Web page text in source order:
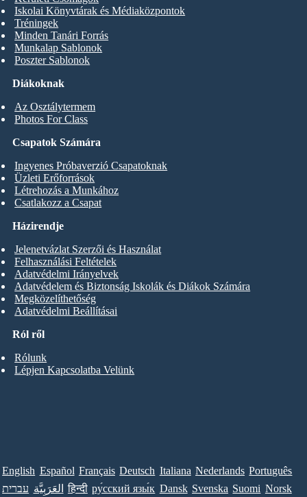
Diákoknak
Az Osztálytermem
Photos For Class
Iskolai Könyvtárak és Médiaközpontok
Tréningek
Minden Tanári Forrás
Munkalap Sablonok
Poszter Sablonok
Csapatok Számára
Ingyenes Próbaverzió Csapatoknak
Üzleti Erőforrások
Létrehozás a Munkához
Csatlakozz a Csapat
Ról ről
Rólunk
Lépjen Kapcsolatba Velünk
Házirendje
Jelenetvázlat Szerzői és Használat
Felhasználási Feltételek
Adatvédelmi Irányelvek
Adatvédelem és Biztonság Iskolák és Diákok Számára
Megközelíthetőség
Adatvédelmi Beállításai
English Español Français Deutsch Italiana Nederlands Português
עברית العَرَبِيَّة हिन्दी ру́сский язы́к Dansk Svenska Suomi Norsk